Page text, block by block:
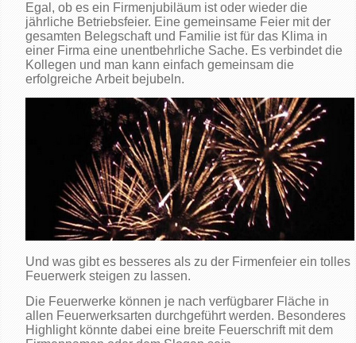
Egal, ob es ein Firmenjubiläum ist oder wieder die
jährliche Betriebsfeier. Eine gemeinsame Feier mit der
gesamten Belegschaft und Familie ist für das Klima in
einer Firma eine unentbehrliche Sache. Es verbindet die
Kollegen und man kann einfach gemeinsam die
erfolgreiche Arbeit bejubeln.
Und was gibt es besseres als zu der Firmenfeier ein tolles
Feuerwerk steigen zu lassen.
Die Feuerwerke können je nach verfügbarer Fläche in
allen Feuerwerksarten durchgeführt werden. Besonderes
Highlight könnte dabei eine breite Feuerschrift mit dem